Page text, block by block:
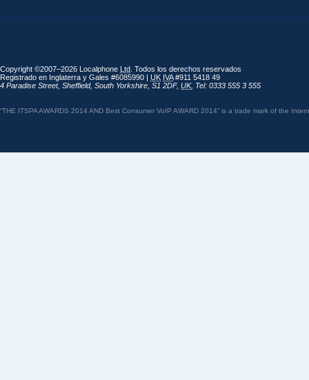
Copyright ©2007–2026 Localphone Ltd . Todos los derechos reservados
Registrado en Inglaterra y Gales #6085990 | UK IVA#911 5418 49
4 Paradise Street, Sheffield, South Yorkshire S1 2DF, UK, Tel: 0333 555 3 555
“THE ITSPA AWARDS 2014 AND Best Consumer VoIP AWARD 2014” is a trade mark of the